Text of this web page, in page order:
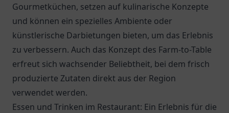
Gourmetküchen, setzen auf kulinarische Konzepte
und können ein spezielles Ambiente oder
künstlerische Darbietungen bieten, um das Erlebnis
zu verbessern. Auch das Konzept des Farm-to-Table
erfreut sich wachsender Beliebtheit, bei dem frisch
produzierte Zutaten direkt aus der Region
verwendet werden.
Essen und Trinken im Restaurant: Ein Erlebnis für die